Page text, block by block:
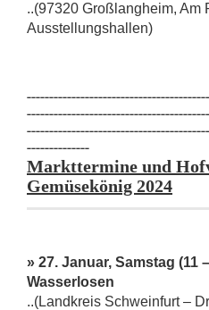
..(97320 Großlangheim, Am
Ausstellungshallen)
--------------
Markttermine und
Gemüsekönig 2024
» 27. Januar, Samstag (11
Wasserlosen
..(Landkreis Schweinfurt –